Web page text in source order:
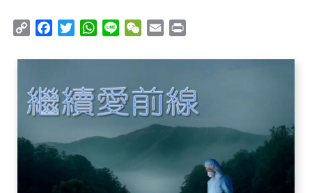
Copy
Facebook
TwitterWhatsApp
Line WeChat
Email